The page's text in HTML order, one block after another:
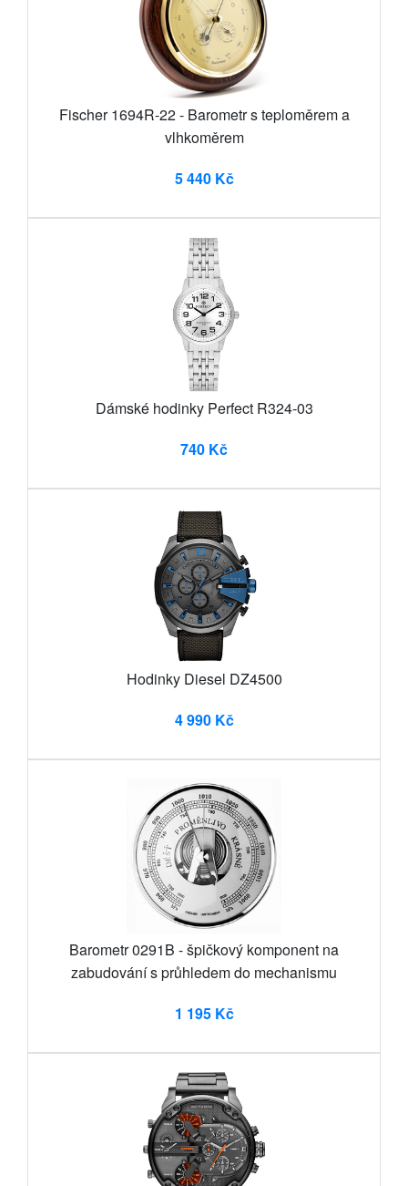
Fischer 1694R-22 - Barometr s teploměrem a
vlhkoměrem
5 440 Kč
Dámské hodinky Perfect R324-03
740 Kč
Hodinky Diesel DZ4500
4 990 Kč
Barometr 0291B - špičkový komponent na
zabudování s průhledem do mechanismu
1 195 Kč